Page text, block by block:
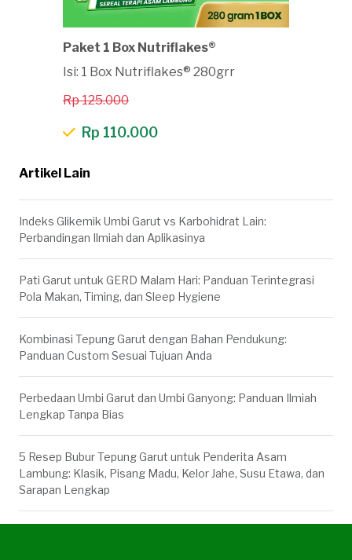
Paket 1 Box Nutriflakes®
Isi: 1 Box Nutriflakes® 280grr
Rp 125.000
Rp 110.000
Artikel Lain
Indeks Glikemik Umbi Garut vs Karbohidrat Lain:
Perbandingan Ilmiah dan Aplikasinya
Pati Garut untuk GERD Malam Hari: Panduan Terintegrasi
Pola Makan, Timing, dan Sleep Hygiene
Kombinasi Tepung Garut dengan Bahan Pendukung:
Panduan Custom Sesuai Tujuan Anda
Perbedaan Umbi Garut dan Umbi Ganyong: Panduan Ilmiah
Lengkap Tanpa Bias
5 Resep Bubur Tepung Garut untuk Penderita Asam
Lambung: Klasik, Pisang Madu, Kelor Jahe, Susu Etawa, dan
Sarapan Lengkap